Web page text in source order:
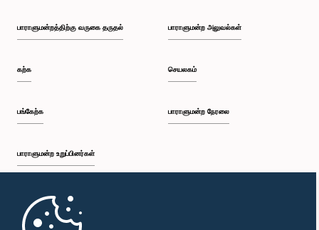
கௌரவ சட்டத்தரணி தயாசிறி ஜயசேக்கர, பா.உ.
பாராளுமன்றத்திற்கு வருகை தருதல்
கற்க
பங்கேற்க
பாராளுமன்ற உறுப்பினர்கள்
முதற்பக்கம்
பாராளுமன்ற அலுவல்கள்
செயலகம்
பாராளுமன்ற நேரலை